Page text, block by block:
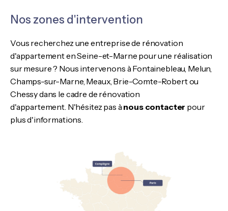
Nos zones d'intervention
Vous recherchez une entreprise de rénovation
d'appartement en Seine-et-Marne pour une réalisation
sur mesure ? Nous intervenons à Fontainebleau, Melun,
Champs-sur-Marne, Meaux, Brie-Comte-Robert ou
Chessy dans le cadre de rénovation
d'appartement. N'hésitez pas à nous contacter pour
plus d'informations.